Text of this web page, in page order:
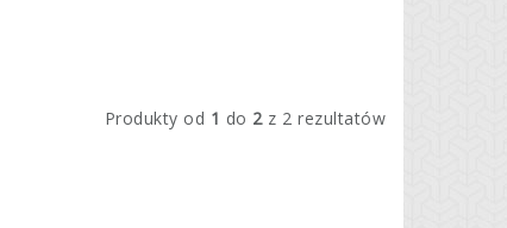
Produkty od 1 do 2z 2 rezultatów